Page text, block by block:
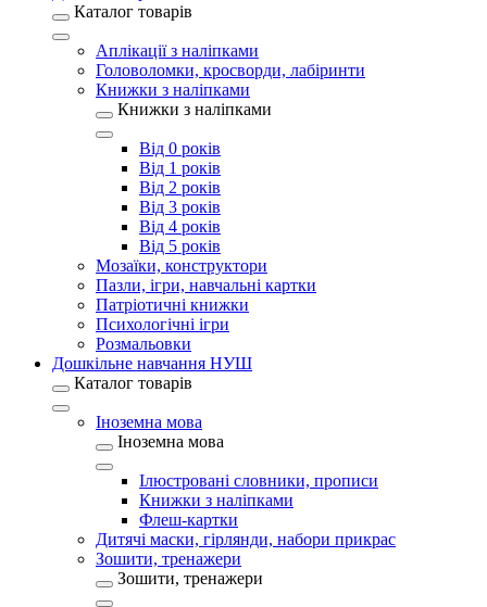
Каталог товарів
Аплікації з наліпками
Головоломки, кросворди, лабіринти
Книжки з наліпками
Книжки з наліпками
Від 0 років
Від 1 років
Від 2 років
Від 3 років
Від 4 років
Від 5 років
Мозаїки, конструктори
Пазли, ігри, навчальні картки
Патріотичні книжки
Психологічні ігри
Розмальовки
Дошкільне навчання НУШ
Каталог товарів
Іноземна мова
Іноземна мова
Ілюстровані словники, прописи
Книжки з наліпками
Флеш-картки
Дитячі маски, гірлянди, набори прикрас
Зошити, тренажери
Зошити, тренажери